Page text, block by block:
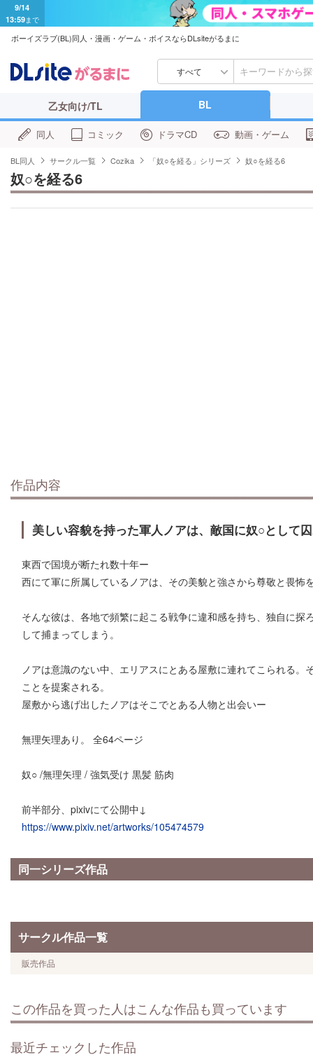
9/14
13:59まで
ボーイズラブ(BL)同人・漫画・ゲーム・ボイスならDLsiteがるまに
すべて
乙女向け/TL BL
同人 コミック ドラマCD 動画・ゲーム
BL同人 サークル一覧 Cozika 「奴○を経る」シリーズ 奴○を経る6
奴○を経る6
作品内容
美しい容貌を持った軍人ノアは、敵国に奴○として
東西で国境が断たれ数十年ー
西にて軍に所属しているノアは、その美貌と強さから尊敬と畏怖
そんな彼は、各地で頻繁に起こる戦争に違和感を持ち、独自に
して捕まってしまう。
ノアは意識のない中、エリアスにとある屋敷に連れてこられる
ことを提案される。
屋敷から逃げ出したノアはそこでとある人物と出会いー
無理矢理あり。 全64ページ
奴○ /無理矢理 / 強気受け 黒髪 筋肉
前半部分、pixivにて公開中↓
https://www.pixiv.net/artworks/105474579
同一シリーズ作品
サークル作品一覧
販売作品
この作品を買った人はこんな作品も買っています
最近チェックした作品